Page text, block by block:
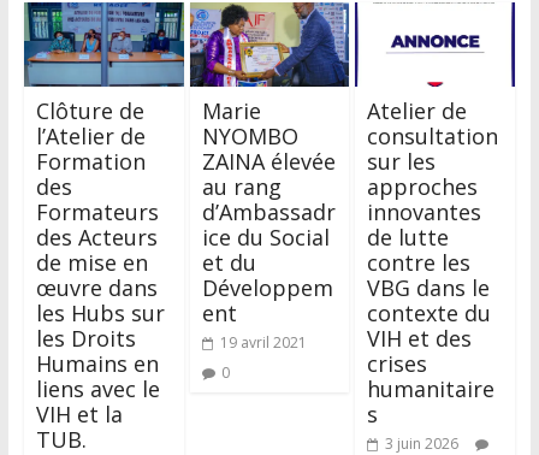
Clôture de
l’Atelier de
Formation
des
Formateurs
des Acteurs
de mise en
œuvre dans
les Hubs sur
les Droits
Humains en
liens avec le
VIH et la
TUB.
Marie
NYOMBO
ZAINA élevée
au rang
d’Ambassadr
ice du Social
et du
Développem
ent
19 avril 2021
0
Atelier de
consultation
sur les
approches
innovantes
de lutte
contre les
VBG dans le
contexte du
VIH et des
crises
humanitaire
s
3 juin 2026